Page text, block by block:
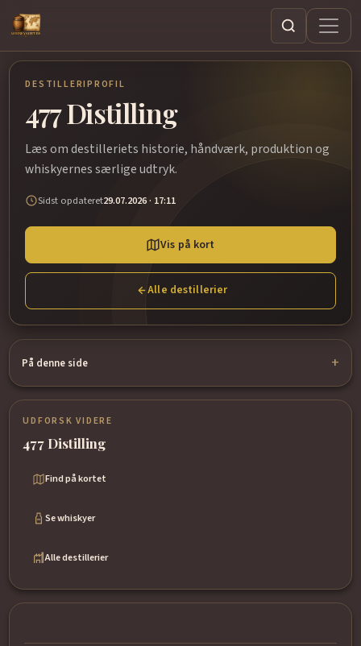
Søg
DESTILLERIPROFIL
477 Distilling
Læs om destilleriets historie, håndværk, produktion og
whiskyernes særlige udtryk.
Sidst opdateret29.07.2026 · 17:11
Vis på kort
Alle destillerier
På denne side
UDFORSK VIDERE
477 Distilling
Find på kortet
Se whiskyer
Alle destillerier